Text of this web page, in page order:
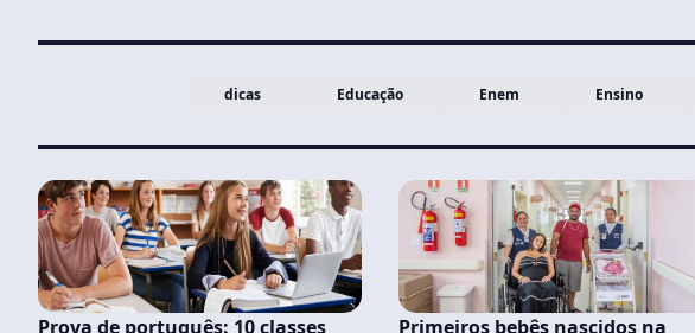
dicas Educação Enem Ensino
Prova de português: 10 classes Primeiros bebês nascidos na